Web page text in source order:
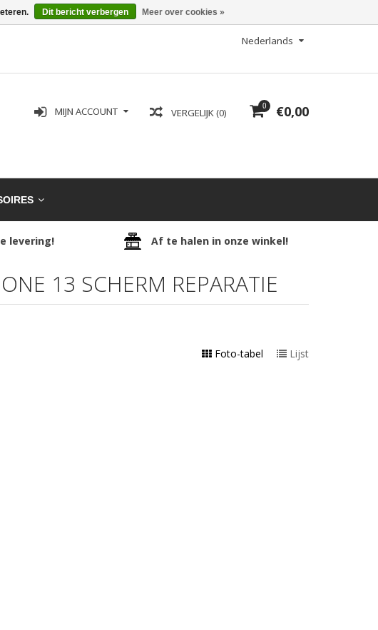
Nederlands
0 €0,00
VERGELIJK (0)
MIJN ACCOUNT
levering! Af te halen in onze winkel!
13 SCHERM REPARATIE
Foto-tabel Lijst
Dit bericht verbergen Meer over cookies »